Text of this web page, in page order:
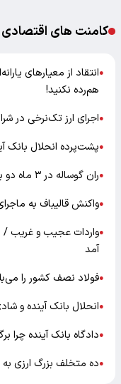
کامنت های اقتصادی
●انتقاد از معیارهای
هم‌رده نکنید!
●اجرای ارز تک‌نرخی در
●پشت‌پرده انحلال بانک
●ران گوساله در ۳ ماه دو برابر شد؛ کسی حواسش هست؟
●واکنش قالیباف به
●واردات عجیب و غریب /
آمد
●فولاد نصف کشور را
●انحلال بانک آینده و
●دادگاه بانک آینده چرا
●ده متخلف بزرگ ارزی